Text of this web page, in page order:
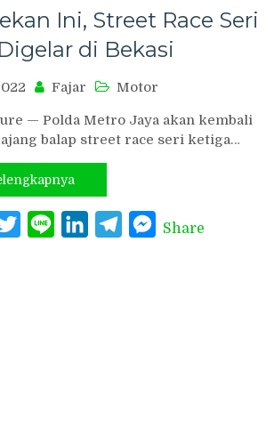
Ini, Street Race Seri
di Bekasi
Fajar Motor
— Polda Metro Jaya akan kembali
balap street race seri ketiga…
TwitterLine LinkedInTelegramMessenger
Share